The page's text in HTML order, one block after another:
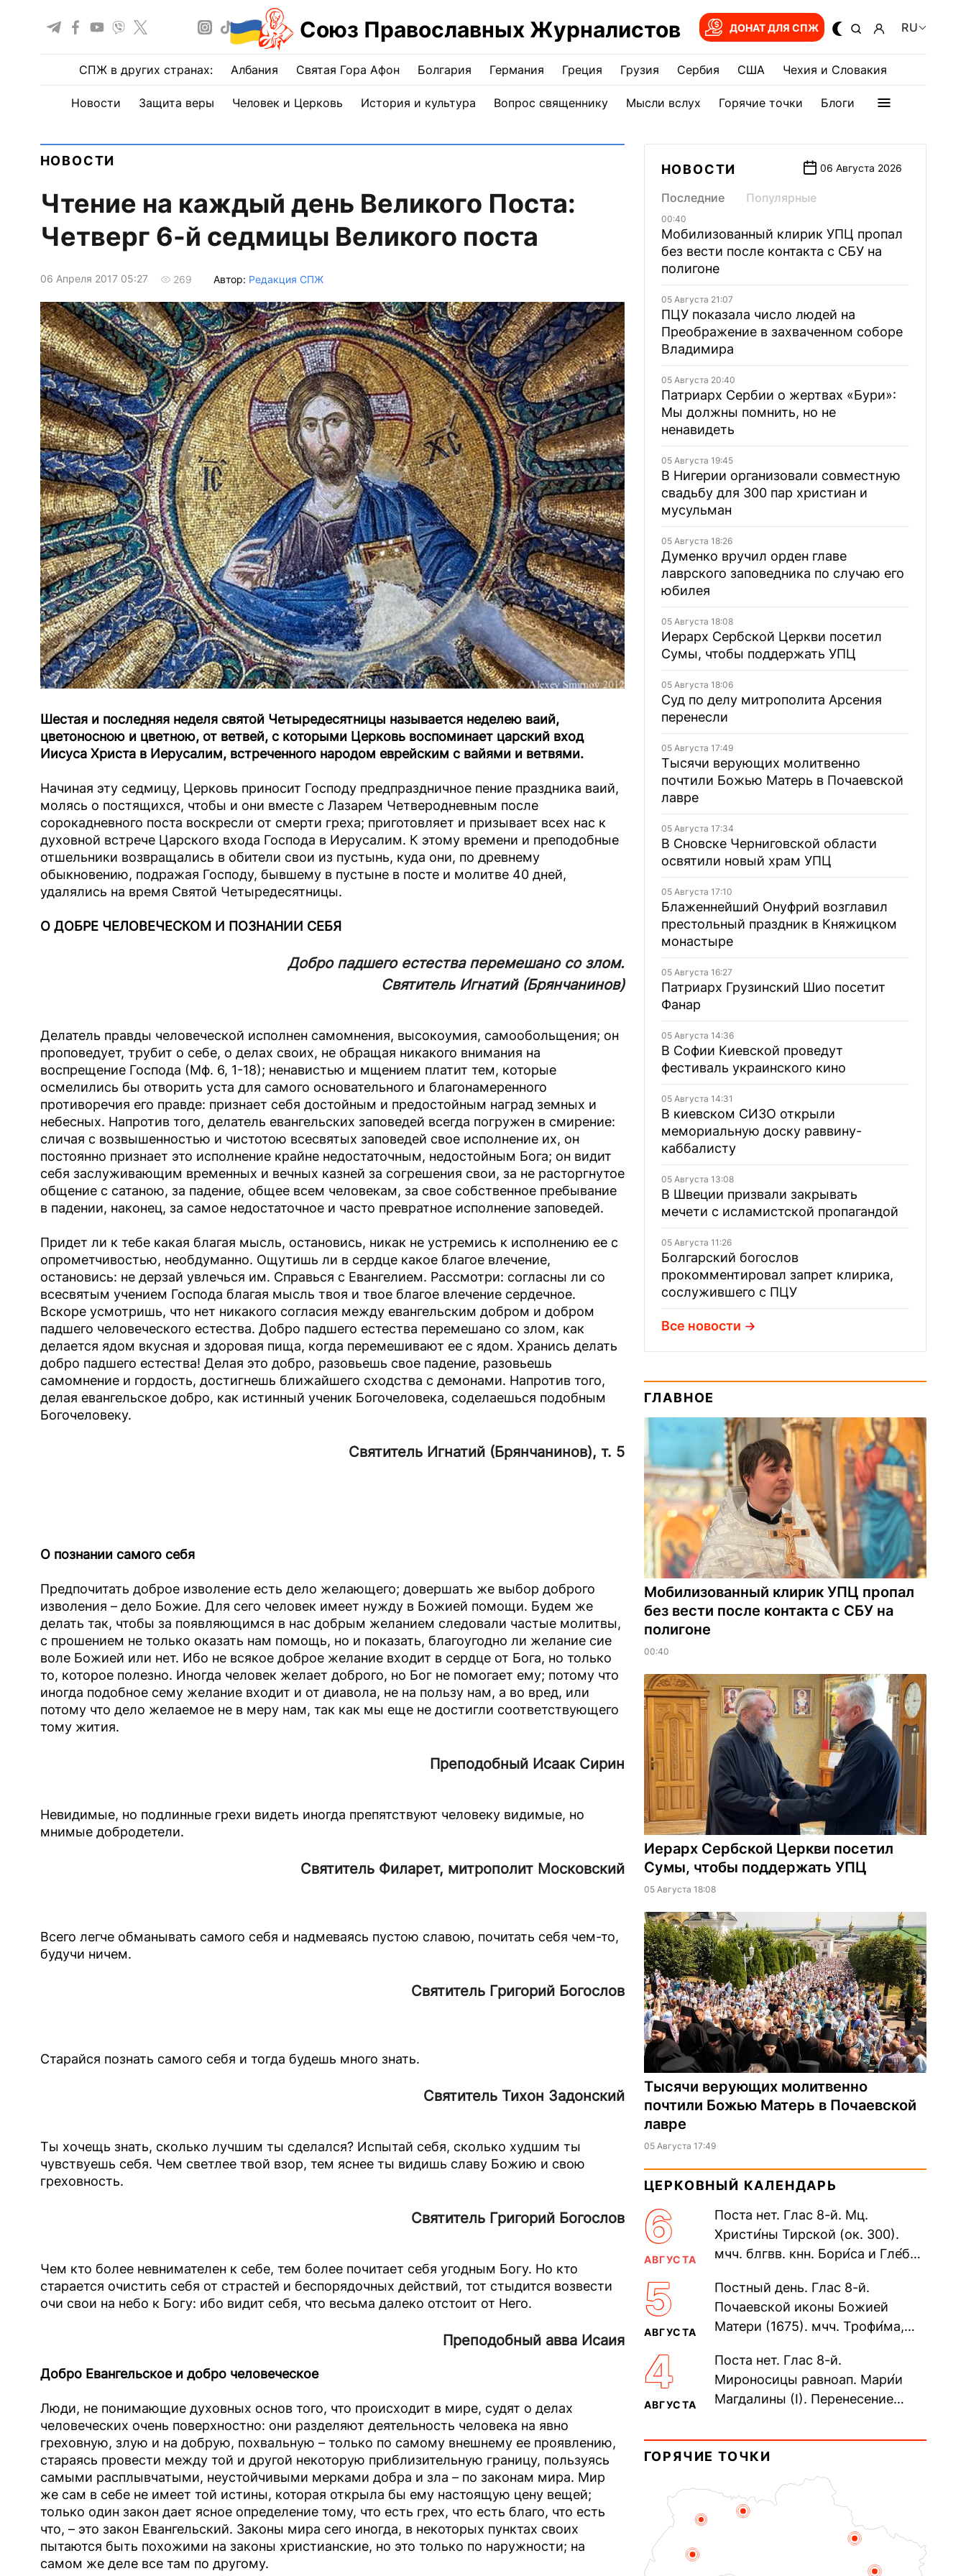
Союз Православных Журналистов ДОНАТ ДЛЯ СПЖ RU
СПЖ в других странах: Албания Святая Гора Афон Болгария Германия Греция Грузия Сербия США Чехия и Словакия
Новости Защита веры Человек и Церковь История и культура Вопрос священнику Мысли вслух Горячие точки Блоги
НОВОСТИ
Чтение на каждый день Великого Поста:
Четверг 6-й седмицы Великого поста
06 Апреля 2017 05:27 269 Автор: Редакция СПЖ
Шестая и последняя неделя святой Четыредесятницы называется неделею ваий,
цветоносною и цветною, от ветвей, с которыми Церковь воспоминает царский вход
Иисуса Христа в Иерусалим, встреченного народом еврейским с вайями и ветвями.
Начиная эту седмицу, Церковь приносит Господу предпраздничное пение праздника ваий,
молясь о постящихся, чтобы и они вместе с Лазарем Четверодневным после
сорокадневного поста воскресли от смерти греха; приготовляет и призывает всех нас к
духовной встрече Царского входа Господа в Иерусалим. К этому времени и преподобные
отшельники возвращались в обители свои из пустынь, куда они, по древнему
обыкновению, подражая Господу, бывшему в пустыне в посте и молитве 40 дней,
удалялись на время Святой Четыредесятницы.
О ДОБРЕ ЧЕЛОВЕЧЕСКОМ И ПОЗНАНИИ СЕБЯ
Добро падшего естества перемешано со злом.
Святитель Игнатий (Брянчанинов)
Делатель правды человеческой исполнен самомнения, высокоумия, самообольщения; он
проповедует, трубит о себе, о делах своих, не обращая никакого внимания на
воспрещение Господа (Мф. 6, 1-18); ненавистью и мщением платит тем, которые
осмелились бы отворить уста для самого основательного и благонамеренного
противоречия его правде: признает себя достойным и предостойным наград земных и
небесных. Напротив того, делатель евангельских заповедей всегда погружен в смирение:
сличая с возвышенностью и чистотою всесвятых заповедей свое исполнение их, он
постоянно признает это исполнение крайне недостаточным, недостойным Бога; он видит
себя заслуживающим временных и вечных казней за согрешения свои, за не расторгнутое
общение с сатаною, за падение, общее всем человекам, за свое собственное пребывание
в падении, наконец, за самое недостаточное и часто превратное исполнение заповедей.
Придет ли к тебе какая благая мысль, остановись, никак не устремись к исполнению ее с
опрометчивостью, необдуманно. Ощутишь ли в сердце какое благое влечение,
остановись: не дерзай увлечься им. Справься с Евангелием. Рассмотри: согласны ли со
всесвятым учением Господа благая мысль твоя и твое благое влечение сердечное.
Вскоре усмотришь, что нет никакого согласия между евангельским добром и добром
падшего человеческого естества. Добро падшего естества перемешано со злом, как
делается ядом вкусная и здоровая пища, когда перемешивают ее с ядом. Хранись делать
добро падшего естества! Делая это добро, разовьешь свое падение, разовьешь
самомнение и гордость, достигнешь ближайшего сходства с демонами. Напротив того,
делая евангельское добро, как истинный ученик Богочеловека, соделаешься подобным
Богочеловеку.
Святитель Игнатий (Брянчанинов), т. 5
О познании самого себя
Предпочитать доброе изволение есть дело желающего; довершать же выбор доброго
изволения – дело Божие. Для сего человек имеет нужду в Божией помощи. Будем же
делать так, чтобы за появляющимся в нас добрым желанием следовали частые молитвы,
с прошением не только оказать нам помощь, но и показать, благоугодно ли желание сие
воле Божией или нет. Ибо не всякое доброе желание входит в сердце от Бога, но только
то, которое полезно. Иногда человек желает доброго, но Бог не помогает ему; потому что
иногда подобное сему желание входит и от диавола, не на пользу нам, а во вред, или
потому что дело желаемое не в меру нам, так как мы еще не достигли соответствующего
тому жития.
Преподобный Исаак Сирин
Невидимые, но подлинные грехи видеть иногда препятствуют человеку видимые, но
мнимые добродетели.
Святитель Филарет, митрополит Московский
Всего легче обманывать самого себя и надмеваясь пустою славою, почитать себя чем-то,
будучи ничем.
Святитель Григорий Богослов
Старайся познать самого себя и тогда будешь много знать.
Святитель Тихон Задонский
Ты хочещь знать, сколько лучшим ты сделался? Испытай себя, сколько худшим ты
чувствуешь себя. Чем светлее твой взор, тем яснее ты видишь славу Божию и свою
греховность.
Святитель Григорий Богослов
Чем кто более невнимателен к себе, тем более почитает себя угодным Богу. Но кто
старается очистить себя от страстей и беспорядочных действий, тот стыдится возвести
очи свои на небо к Богу: ибо видит себя, что весьма далеко отстоит от Него.
Преподобный авва Исаия
Добро Евангельское и добро человеческое
Люди, не понимающие духовных основ того, что происходит в мире, судят о делах
человеческих очень поверхностно: они разделяют деятельность человека на явно
греховную, злую и на добрую, похвальную – только по самому внешнему ее проявлению,
стараясь провести между той и другой некоторую приблизительную границу, пользуясь
самыми расплывчатыми, неустойчивыми мерками добра и зла – по законам мира. Мир
же сам в себе не имеет той истины, которая открыла бы ему настоящую цену вещей;
только один закон дает ясное определение тому, что есть грех, что есть благо, что есть
что, – это закон Евангельский. Законы мира сего иногда, в некоторых пунктах своих
пытаются быть похожими на законы христианские, но это только по наружности; на
самом же деле все там по другому.
НОВОСТИ 06 Августа 2026
Последние Популярные
00:40
Мобилизованный клирик УПЦ пропал
без вести после контакта с СБУ на
полигоне
05 Августа 21:07
ПЦУ показала число людей на
Преображение в захваченном соборе
Владимира
05 Августа 20:40
Патриарх Сербии о жертвах «Бури»:
Мы должны помнить, но не
ненавидеть
05 Августа 19:45
В Нигерии организовали совместную
свадьбу для 300 пар христиан и
мусульман
05 Августа 18:26
Думенко вручил орден главе
лаврского заповедника по случаю его
юбилея
05 Августа 18:08
Иерарх Сербской Церкви посетил
Сумы, чтобы поддержать УПЦ
05 Августа 18:06
Суд по делу митрополита Арсения
перенесли
05 Августа 17:49
Тысячи верующих молитвенно
почтили Божью Матерь в Почаевской
лавре
05 Августа 17:34
В Сновске Черниговской области
освятили новый храм УПЦ
05 Августа 17:10
Блаженнейший Онуфрий возглавил
престольный праздник в Княжицком
монастыре
05 Августа 16:27
Патриарх Грузинский Шио посетит
Фанар
05 Августа 14:36
В Софии Киевской проведут
фестиваль украинского кино
05 Августа 14:31
В киевском СИЗО открыли
мемориальную доску раввину-
каббалисту
05 Августа 13:08
В Швеции призвали закрывать
мечети с исламистской пропагандой
05 Августа 11:26
Болгарский богослов
прокомментировал запрет клирика,
сослужившего с ПЦУ
Все новости
ГЛАВНОЕ
Мобилизованный клирик УПЦ пропал
без вести после контакта с СБУ на
полигоне
00:40
Иерарх Сербской Церкви посетил
Сумы, чтобы поддержать УПЦ
05 Августа 18:08
Тысячи верующих молитвенно
почтили Божью Матерь в Почаевской
лавре
05 Августа 17:49
ЦЕРКОВНЫЙ КАЛЕНДАРЬ
6
АВГУСТА
Поста нет. Глас 8-й. Мц.
Христи́ны Тирской (ок. 300).
мчч. блгвв. кнн. Бори́са и Гле́ба,
Дави́да (1015). Прп....
5
АВГУСТА
Постный день. Глас 8-й.
Почаевской иконы Божией
Матери (1675). мчч. Трофи́ма,
мучеников (284–305). прав.
воина Фео́дора...
4
АВГУСТА
Поста нет. Глас 8-й.
Мироносицы равноап. Мари́и
Магдалины (I). Перенесение
Синопского (403–404). Прп.
Корни́лия...
ГОРЯЧИЕ ТОЧКИ